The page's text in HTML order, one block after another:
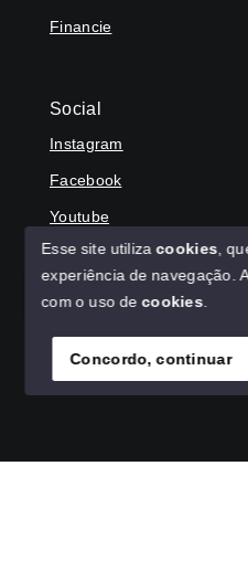
Olá! Agradecemos seu
Financie
Social
Instagram
Facebook
Youtube
© Copyright 2026 - HAGA
SITE PARA IMOBILIARIA
Esse site utilizacookies ,
experiência de navegação.
com o uso decookies
Concordo, continuar